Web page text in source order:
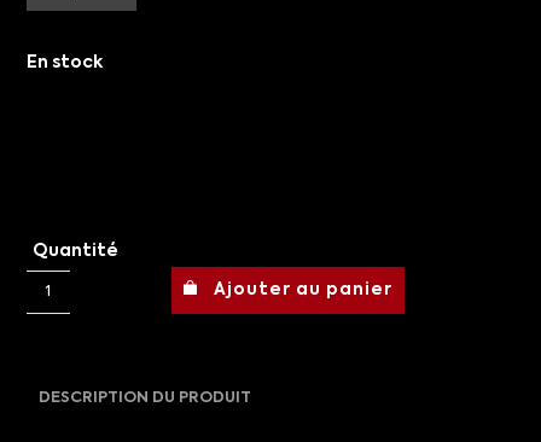
En stock
Quantité
Ajouter au panier
DESCRIPTION DU PRODUIT